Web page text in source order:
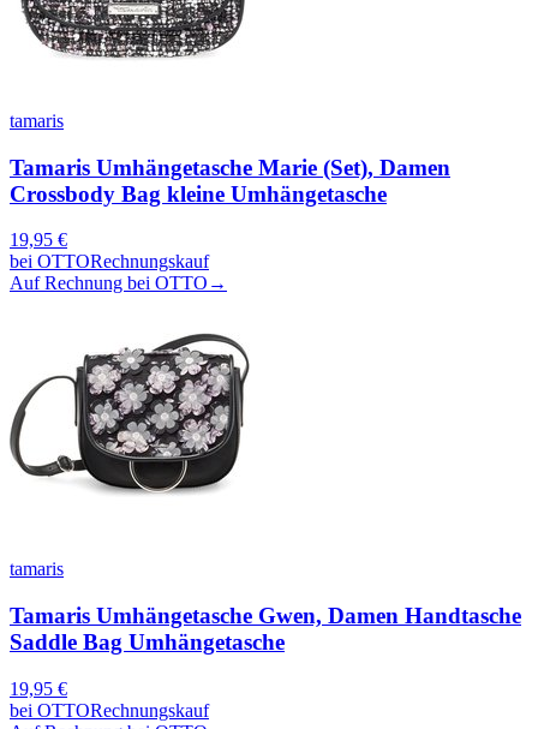
tamaris
Tamaris Umhängetasche Marie (Set), Damen
Crossbody Bag kleine Umhängetasche
19,95 €
bei OTTORechnungskauf
Auf Rechnung bei OTTO →
tamaris
Tamaris Umhängetasche Gwen, Damen Handtasche
Saddle Bag Umhängetasche
19,95 €
bei OTTORechnungskauf